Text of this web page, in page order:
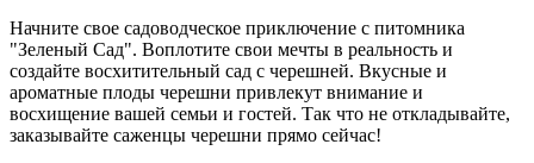
Начните свое садоводческое приключение с питомника
"Зеленый Сад". Воплотите свои мечты в реальность и
создайте восхитительный сад с черешней. Вкусные и
ароматные плоды черешни привлекут внимание и
восхищение вашей семьи и гостей. Так что не откладывайте,
заказывайте саженцы черешни прямо сейчас!